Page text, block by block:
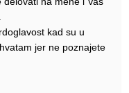
kad su u
jer ne poznajete